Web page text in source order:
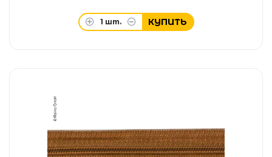
1 шт. КУПИТЬ